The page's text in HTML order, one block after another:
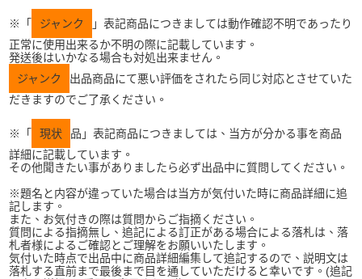
※「 ジャンク
」表記商品につきましては動作確認不明であったり
正常に使用出来るか不明の際に記載しています。
発送後はいかなる場合も対処出来ません。
ジャンク
出品商品にて悪い評価をされたら同じ対応とさせていた
だきますのでご了承ください。
※「 現状
品」表記商品につきましては、当方が分かる事を商品
詳細に記載しています。
その他聞きたい事がありましたら必ず出品中に質問してください。
※題名と内容が違っていた場合は当方が気付いた時に商品詳細に追
記します。
また、お気付きの際は質問からご指摘ください。
質問による指摘無し、追記による訂正がある場合による落札は、落
札者様によるご確認とご理解をお願いいたします。
気付いた時点で出品中に商品詳細編集して追記するので、説明文は
落札する直前まで最後まで目を通していただけると幸いです。(追記